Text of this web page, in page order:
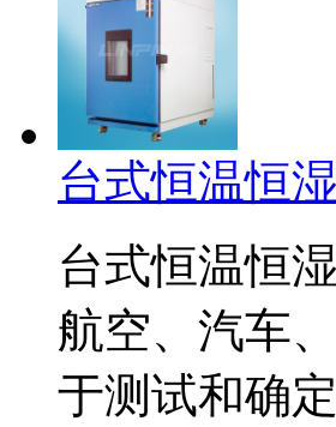
台式恒温恒
台式恒温恒
航空、汽车
于测试和确